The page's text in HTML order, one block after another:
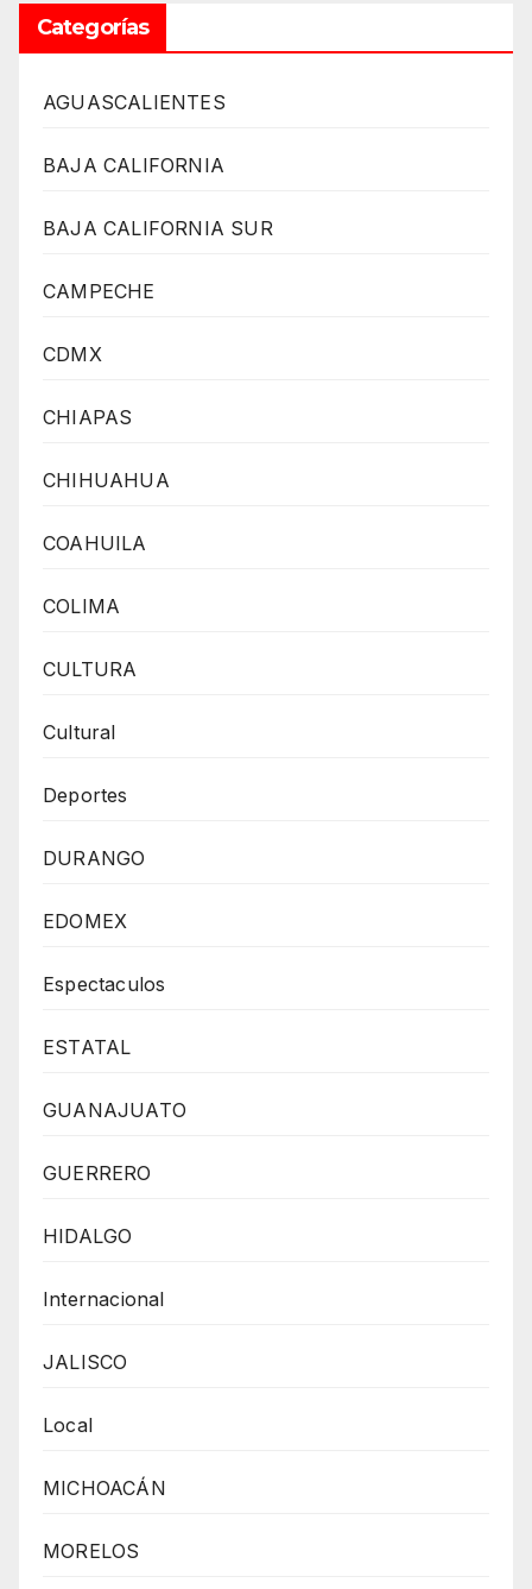
Categorías
AGUASCALIENTES
BAJA CALIFORNIA
BAJA CALIFORNIA SUR
CAMPECHE
CDMX
CHIAPAS
CHIHUAHUA
COAHUILA
COLIMA
CULTURA
Cultural
Deportes
DURANGO
EDOMEX
Espectaculos
ESTATAL
GUANAJUATO
GUERRERO
HIDALGO
Internacional
JALISCO
Local
MICHOACÁN
MORELOS